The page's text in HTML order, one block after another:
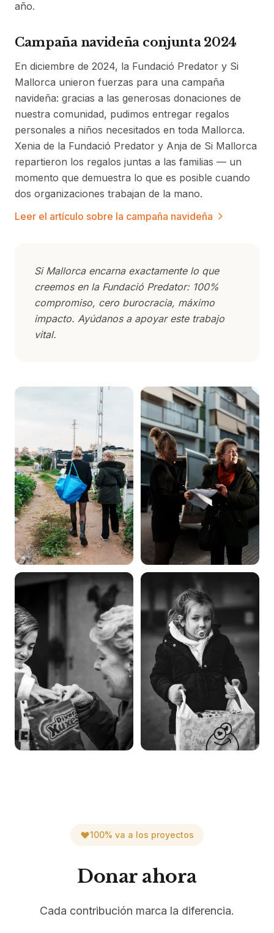
año.
Campaña navideña conjunta 2024
En diciembre de 2024, la Fundació Predator y Si
Mallorca unieron fuerzas para una campaña
navideña: gracias a las generosas donaciones de
nuestra comunidad, pudimos entregar regalos
personales a niños necesitados en toda Mallorca.
Xenia de la Fundació Predator y Anja de Si Mallorca
repartieron los regalos juntas a las familias — un
momento que demuestra lo que es posible cuando
dos organizaciones trabajan de la mano.
Leer el artículo sobre la campaña navideña
Si Mallorca encarna exactamente lo que
creemos en la Fundació Predator: 100%
compromiso, cero burocracia, máximo
impacto. Ayúdanos a apoyar este trabajo
vital.
100% va a los proyectos
Donar ahora
Cada contribución marca la diferencia.